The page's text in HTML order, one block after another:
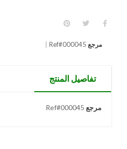
مرجع Ref#000045
تفاصيل المنتج
مرجع Ref#000045